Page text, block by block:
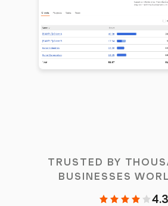
TRUSTED BY
BUSINESSES
4.3